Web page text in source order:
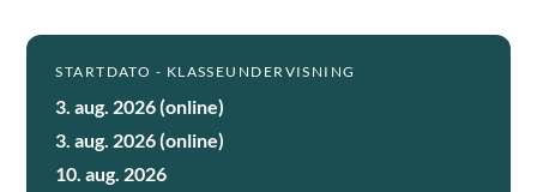
STARTDATO - KLASSEUNDERVISNING
3. aug. 2026 (online)
3. aug. 2026 (online)
10. aug. 2026